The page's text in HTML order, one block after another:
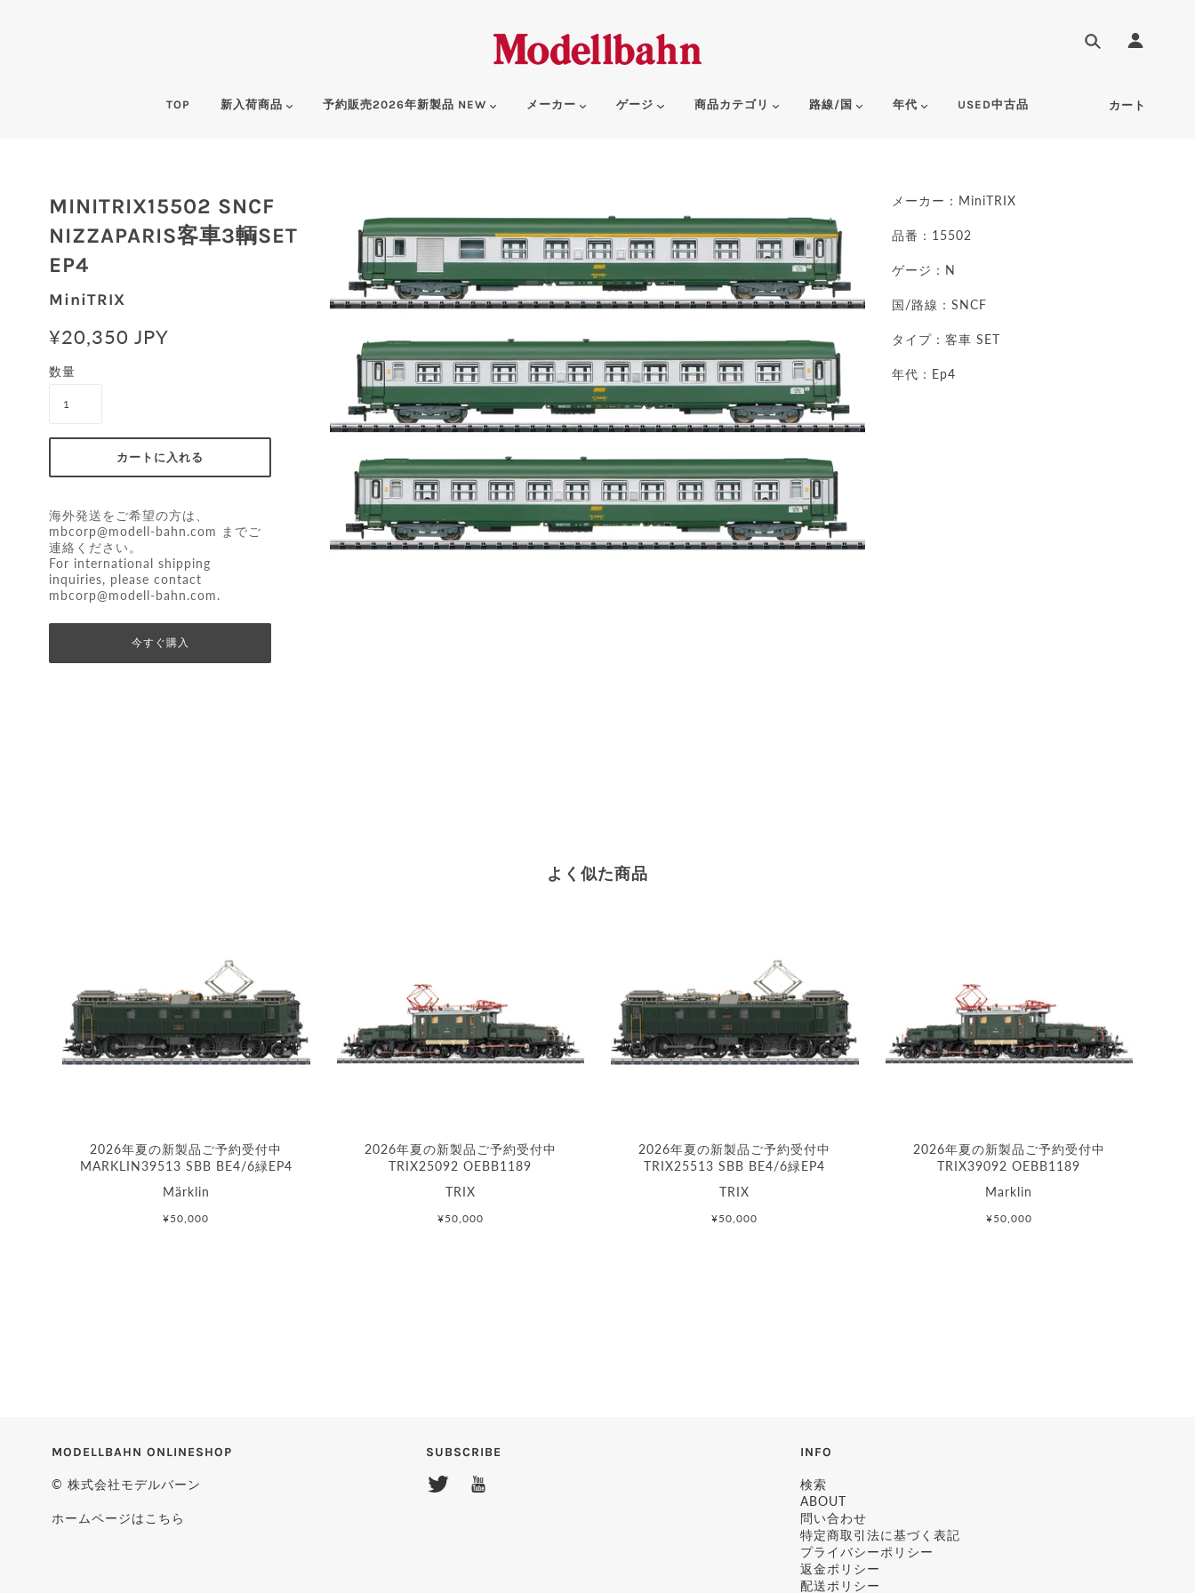
TOP 新入荷商品 予約販売2026年新製品 NEW メーカー ゲージ 商品カテゴリ 路線/国 年代 USED中古品 カート
MINITRIX15502 SNCF
NIZZAPARIS客車3輌SET
EP4
MiniTRIX
¥20,350 JPY
数量
海外発送をご希望の方は、
mbcorp@modell-bahn.com
までご
連絡ください。
For international shipping
inquiries, please contact
mbcorp@modell-bahn.com.
今すぐ購入
メーカー： MiniTRIX
品番：15502
ゲージ：N
国/路線：SNCF
タイプ：客車 SET
年代：Ep4
よく似た商品
2026年夏の新製品ご予約受付中
MARKLIN39513 SBB BE4/6緑EP4
Märklin
¥50,000
2026年夏の新製品ご予約受付中
TRIX25092 OEBB1189
TRIX
¥50,000
2026年夏の新製品ご予約受付中
TRIX25513 SBB BE4/6緑EP4
TRIX
¥50,000
2026年夏の新製品ご予約受付中
TRIX39092 OEBB1189
Marklin
¥50,000
MODELLBAHN ONLINESHOP
© 株式会社モデルバーン
ホームページはこちら
SUBSCRIBE INFO
検索
ABOUT
問い合わせ
特定商取引法に基づく表記
プライバシーポリシー
返金ポリシー
配送ポリシー